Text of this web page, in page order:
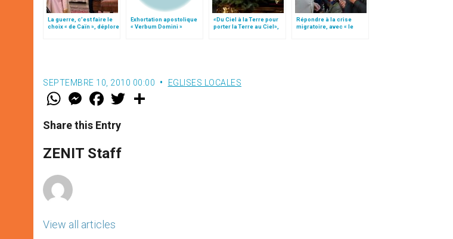
La guerre, c’est faire le
choix « de Caïn », déplore
Exhortation apostolique
« Verbum Domini »
«Du Ciel à la Terre pour
porter la Terre au Ciel»,
Répondre à la crise
migratoire, avec « le
SEPTEMBRE 10, 2010 00:00 EGLISES LOCALES
W
t
s
p
p
M
e
s
e
g
e
F
a
e
b
o
k
w
Share this Entry
ZENIT Staff
View all articles